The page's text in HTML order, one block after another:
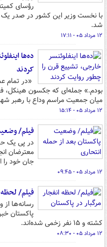
رؤسای
با نخست وزیر این کشور در صدر یک
شد.
۱۲ مرداد ۰۵ - ۱۷:۱۱
ده‌ها
کردند
«در تمام
بودم.» جمله‌ای که جکسون هینکل،
میان جمعیت مراسم وداع با رهبر
۱۲ مرداد ۰۵ - ۱۵:۱۴
فیلم/
در پی یک
معترضان
جان خود را
۱۲ مرداد ۰۵ - ۰۹:۴۵
فیلم/ لحظه
رسانه‌ها
کشته و ۱۵ نفر زخمی شده‌اند.
۱۲ مرداد ۰۵ - ۰۸:۳۰